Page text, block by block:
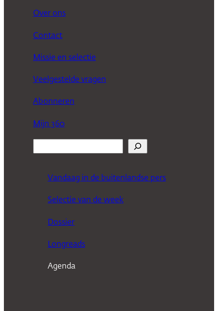
Over ons
Contact
Missie en selectie
Veelgestelde vragen
Abonneren
Mijn 360
Vandaag in de buitenlandse pers
Selectie van de week
Dossier
Longreads
Agenda